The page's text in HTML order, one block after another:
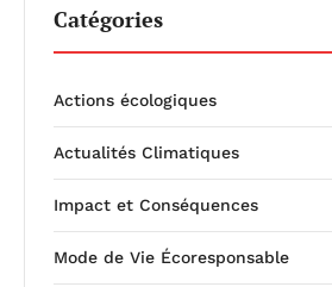
Catégories
Actions écologiques
Actualités Climatiques
Impact et Conséquences
Mode de Vie Écoresponsable